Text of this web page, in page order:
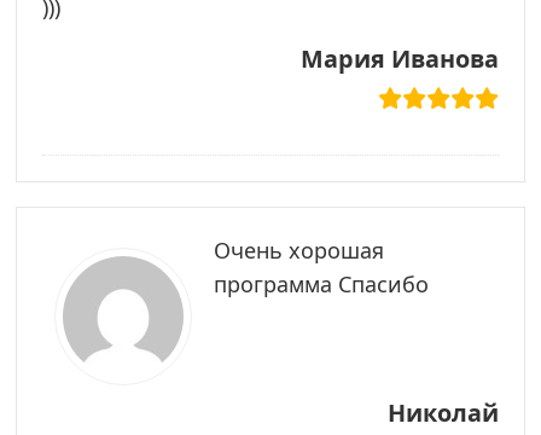
)))
Мария Иванова
Очень хорошая
программа Спасибо
Николай